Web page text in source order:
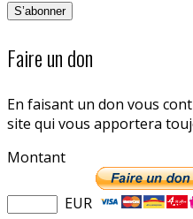
Faire un don
En faisant un don vous
site qui vous apportera
Montant
EUR